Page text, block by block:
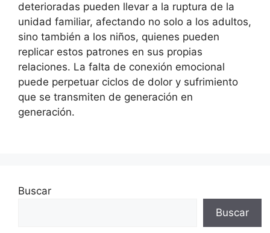
deterioradas pueden llevar a la ruptura de la
unidad familiar, afectando no solo a los adultos,
sino también a los niños, quienes pueden
replicar estos patrones en sus propias
relaciones. La falta de conexión emocional
puede perpetuar ciclos de dolor y sufrimiento
que se transmiten de generación en
generación.
Buscar
Buscar